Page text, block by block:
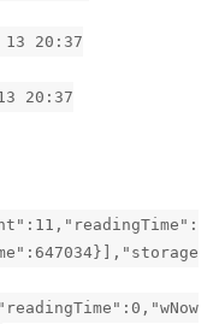
20:37
20:37